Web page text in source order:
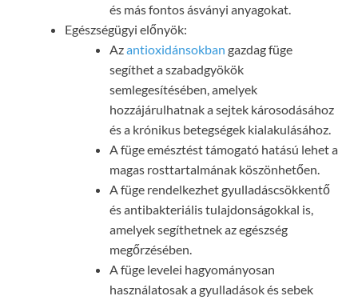
és más fontos ásványi anyagokat.
Egészségügyi előnyök:
Azantioxidánsokban gazdag füge
segíthet a szabadgyökök
semlegesítésében, amelyek
hozzájárulhatnak a sejtek károsodásához
és a krónikus betegségek kialakulásához.
A füge emésztést támogató hatású lehet a
magas rosttartalmának köszönhetően.
A füge rendelkezhet gyulladáscsökkentő
és antibakteriális tulajdonságokkal is,
amelyek segíthetnek az egészség
megőrzésében.
A füge levelei hagyományosan
használatosak a gyulladások és sebek